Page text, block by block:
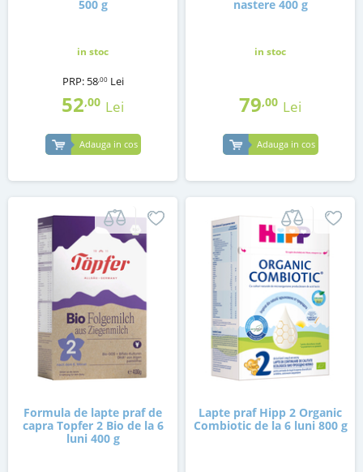
500 g
in stoc
PRP: 58,00 Lei
52,00 Lei
Adauga in cos
nastere 400 g
in stoc
79,00 Lei
Adauga in cos
Formula de lapte praf de
capra Topfer 2 Bio de la 6
luni 400 g
Lapte praf Hipp 2 Organic
Combiotic de la 6 luni 800 g